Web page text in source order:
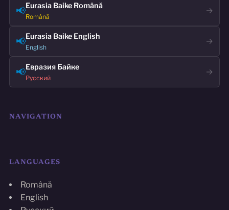
📢Eurasia Baike Română
Română
→
📢Eurasia Baike English
English
→
📢Евразия Байке
Русский
→
NAVIGATION
LANGUAGES
Română
English